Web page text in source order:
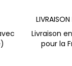
Livraison
pour la